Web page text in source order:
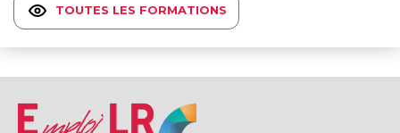
TOUTES LES FORMATIONS